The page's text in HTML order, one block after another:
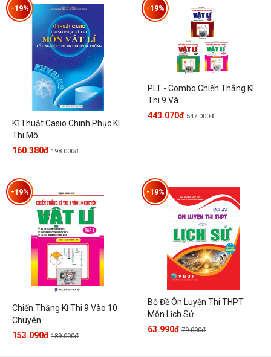
Kĩ Thuật Casio Chinh Phục Kì
Thi Mô...
-19%
160.380đ 198.000đ
PLT - Combo Chiến Thắng Kì
Thi 9 Và...
-19%
443.070đ 547.000đ
Chiến Thắng Kì Thi 9 Vào 10
Chuyên ...
-19%
153.090đ 189.000đ
Bộ Đề Ôn Luyện Thi THPT
Môn Lịch Sử...
-19%
63.990đ 79.000đ